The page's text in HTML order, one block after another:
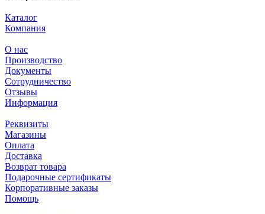
Каталог
Компания
О нас
Производство
Документы
Сотрудничество
Отзывы
Информация
Реквизиты
Магазины
Оплата
Доставка
Возврат товара
Подарочные сертификаты
Корпоративные заказы
Помощь